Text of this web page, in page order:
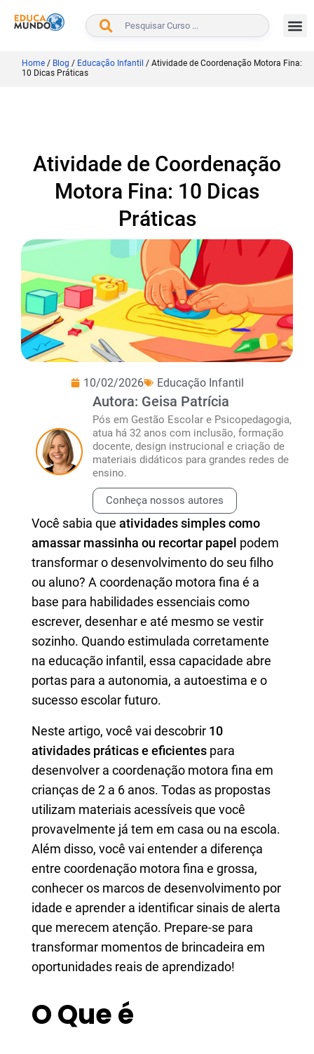
BUSCAR
Home / Blog / Educação Infantil / Atividade de Coordenação Motora Fina:
10 Dicas Práticas
Atividade de Coordenação
Motora Fina: 10 Dicas
Práticas
10/02/2026 Educação Infantil
Autora: Geisa Patrícia
Pós em Gestão Escolar e Psicopedagogia,
atua há 32 anos com inclusão, formação
docente, design instrucional e criação de
materiais didáticos para grandes redes de
ensino.
Conheça nossos autores
Você sabia que atividades simples como
amassar massinha ou recortar papel podem
transformar o desenvolvimento do seu filho
ou aluno? A coordenação motora fina é a
base para habilidades essenciais como
escrever, desenhar e até mesmo se vestir
sozinho. Quando estimulada corretamente
na educação infantil, essa capacidade abre
portas para a autonomia, a autoestima e o
sucesso escolar futuro.
Neste artigo, você vai descobrir 10
atividades práticas e eficientes para
desenvolver a coordenação motora fina em
crianças de 2 a 6 anos. Todas as propostas
utilizam materiais acessíveis que você
provavelmente já tem em casa ou na escola.
Além disso, você vai entender a diferença
entre coordenação motora fina e grossa,
conhecer os marcos de desenvolvimento por
idade e aprender a identificar sinais de alerta
que merecem atenção. Prepare-se para
transformar momentos de brincadeira em
oportunidades reais de aprendizado!
O Que é